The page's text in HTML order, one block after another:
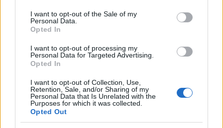
consent section.
I want to opt-out of the Sale of my
Personal Data.
Opted In
I want to opt-out of processing my
Personal Data for Targeted Advertising.
Opted In
I want to opt-out of Collection, Use,
Retention, Sale, and/or Sharing of my
Personal Data that Is Unrelated with the
Purposes for which it was collected.
Opted Out
Beatrice Beretta
Beatrice Beretta, basata a Bologna, annotò
per la prima volta itinerari durante una notte al
portico di San Luca: da allora coordina
rubriche sui viaggi urbani. In redazione
porta con sé una mappa tascabile dei vicoli
bolognesi come talismano professionale.